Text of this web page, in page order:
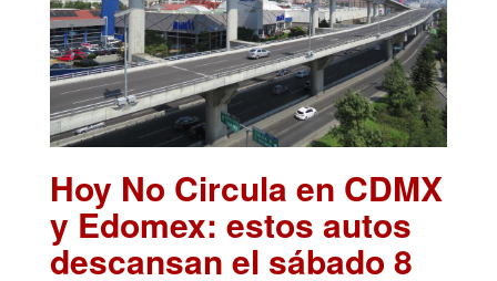
Hoy No Circula en CDMX
y Edomex: estos autos
descansan el sábado 8